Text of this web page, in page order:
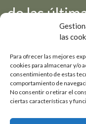
las
Para ofrecer las mejores
cookies para almacenar y/o
consentimiento de estas
comportamiento de
No consentir o retirar el
ciertas características y
de las
siempre en
desarrollo
novedosos.